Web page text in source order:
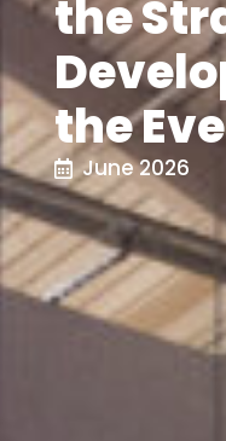
the
the
June 2026